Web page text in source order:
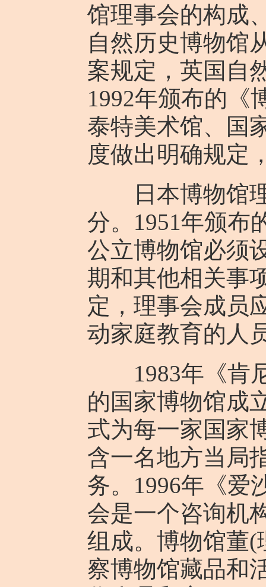
馆理事会的构成
自然历史博物馆
案规定，英国自
1992年颁布的《
泰特美术馆、国
度做出明确规定
日本博物馆理
分。1951年颁布
公立博物馆必须
期和其他相关事
定，理事会成员
动家庭教育的人
1983年《肯尼
的国家博物馆成
式为每一家国家
含一名地方当局
务。1996年《爱
会是一个咨询机
组成。博物馆董(
察博物馆藏品和